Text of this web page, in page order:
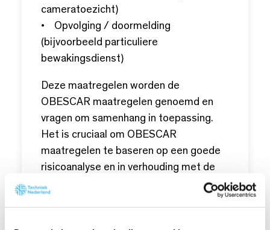
cameratoezicht)
• Opvolging / doormelding
(bijvoorbeeld particuliere
bewakingsdienst)
Deze maatregelen worden de
OBESCAR maatregelen genoemd en
vragen om samenhang in toepassing.
Het is cruciaal om OBESCAR
maatregelen te baseren op een goede
risicoanalyse en in verhouding met de
risico’s.